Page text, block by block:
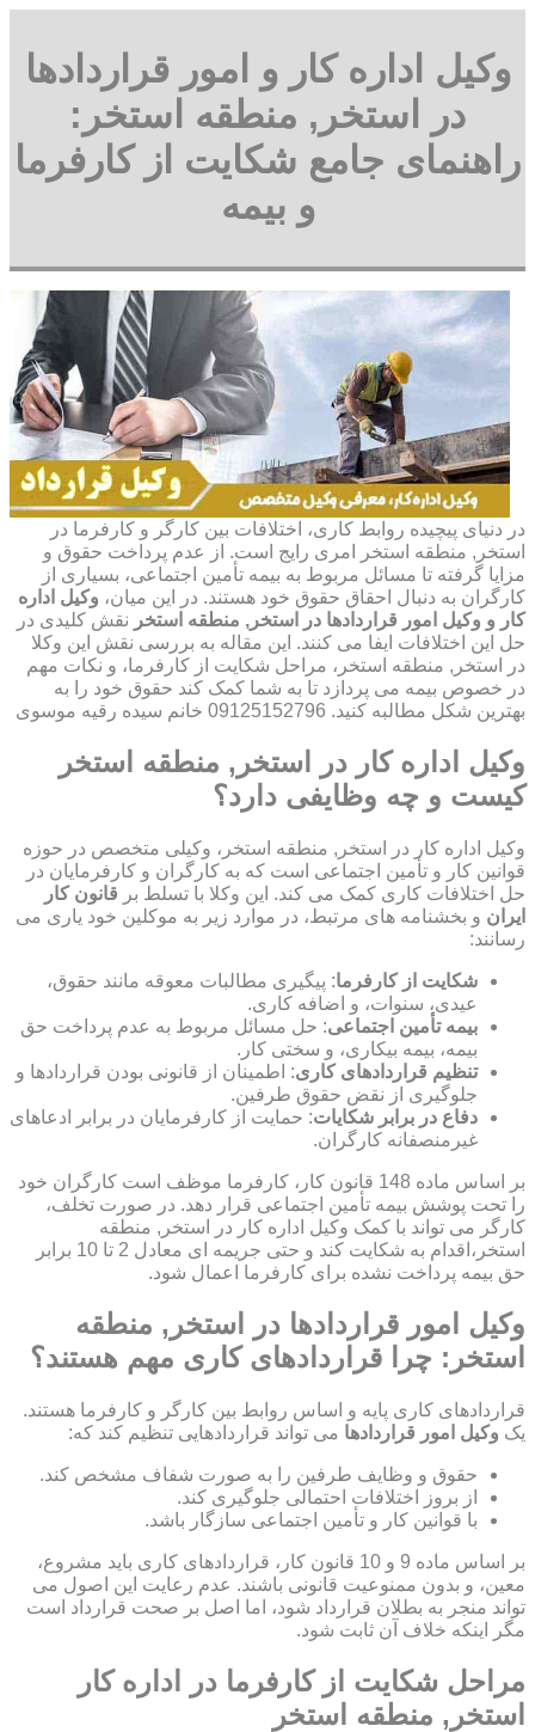
وکیل اداره کار و امور قراردادها
در استخر, منطقه استخر:
راهنمای جامع شکایت از کارفرما
و بیمه
در دنیای پیچیده روابط کاری، اختلافات بین کارگر و کارفرما در
استخر, منطقه استخر امری رایج است. از عدم پرداخت حقوق و
مزایا گرفته تا مسائل مربوط به بیمه تأمین اجتماعی، بسیاری از
کارگران به دنبال احقاق حقوق خود هستند. در این میان، وکیل اداره
کار و وکیل امور قراردادها در استخر, منطقه استخر نقش کلیدی در
حل این اختلافات ایفا می کنند. این مقاله به بررسی نقش این وکلا
در استخر, منطقه استخر، مراحل شکایت از کارفرما، و نکات مهم
در خصوص بیمه می پردازد تا به شما کمک کند حقوق خود را به
بهترین شکل مطالبه کنید. 09125152796 خانم سیده رقیه موسوی
وکیل اداره کار در استخر, منطقه استخر
کیست و چه وظایفی دارد؟
وکیل اداره کار در استخر, منطقه استخر، وکیلی متخصص در حوزه
قوانین کار و تأمین اجتماعی است که به کارگران و کارفرمایان در
حل اختلافات کاری کمک می کند. این وکلا با تسلط بر قانون کار
ایران و بخشنامه های مرتبط، در موارد زیر به موکلین خود یاری می
رسانند:
شکایت از کارفرما: پیگیری مطالبات معوقه مانند حقوق،
عیدی، سنوات، و اضافه کاری.
بیمه تأمین اجتماعی: حل مسائل مربوط به عدم پرداخت حق
بیمه، بیمه بیکاری، و سختی کار.
تنظیم قراردادهای کاری: اطمینان از قانونی بودن قراردادها و
جلوگیری از نقض حقوق طرفین.
دفاع در برابر شکایات: حمایت از کارفرمایان در برابر ادعاهای
غیرمنصفانه کارگران.
بر اساس ماده 148 قانون کار، کارفرما موظف است کارگران خود
را تحت پوشش بیمه تأمین اجتماعی قرار دهد. در صورت تخلف،
کارگر می تواند با کمک وکیل اداره کار در استخر, منطقه
استخر،اقدام به شکایت کند و حتی جریمه ای معادل 2 تا 10 برابر
حق بیمه پرداخت نشده برای کارفرما اعمال شود.
وکیل امور قراردادها در استخر, منطقه
استخر: چرا قراردادهای کاری مهم هستند؟
قراردادهای کاری پایه و اساس روابط بین کارگر و کارفرما هستند.
یک وکیل امور قراردادها می تواند قراردادهایی تنظیم کند که:
حقوق و وظایف طرفین را به صورت شفاف مشخص کند.
از بروز اختلافات احتمالی جلوگیری کند.
با قوانین کار و تأمین اجتماعی سازگار باشد.
بر اساس ماده 9 و 10 قانون کار، قراردادهای کاری باید مشروع،
معین، و بدون ممنوعیت قانونی باشند. عدم رعایت این اصول می
تواند منجر به بطلان قرارداد شود، اما اصل بر صحت قرارداد است
مگر اینکه خلاف آن ثابت شود.
مراحل شکایت از کارفرما در اداره کار
استخر, منطقه استخر